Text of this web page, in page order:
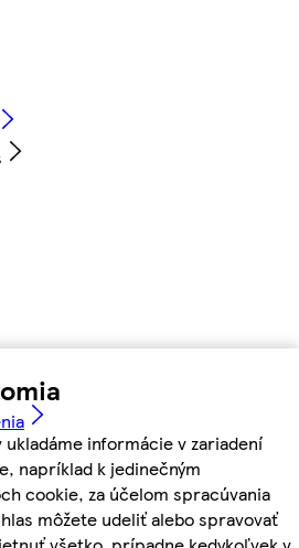
ukladáme informácie v zariadení
napríklad k jedinečným
cookie, za účelom spracúvania
môžete udeliť alebo spravovať